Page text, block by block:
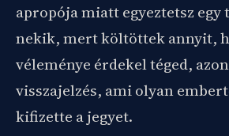
apropója miatt egyeztetsz
nekik, mert költöttek annyit,
véleménye érdekel téged,
visszajelzés, ami olyan
kifizette a jegyet.